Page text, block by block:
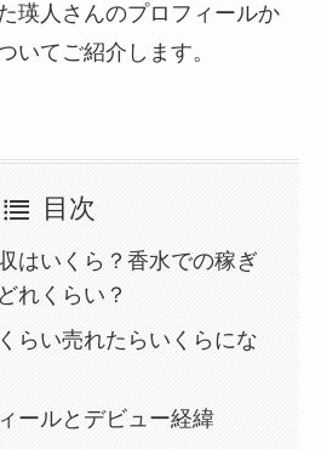
瑛人さんのプロフィールか
いてご紹介します。
目次
はいくら？香水での稼ぎ
れくらい？
らい売れたらいくらにな
ールとデビュー経緯